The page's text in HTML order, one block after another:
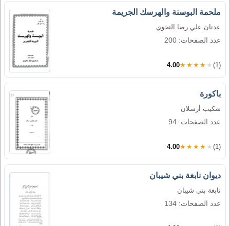
ملحمة البوسنة والهرسك الجريمة
عدنان علي رضا النحوي
عدد الصفحات: 200
4.00★★★★★ (1)
باكورة
شكيب أرسلان
عدد الصفحات: 94
4.00★★★★★ (1)
ديوان نابغة بني شيبان
نابغة بني شيبان
عدد الصفحات: 134